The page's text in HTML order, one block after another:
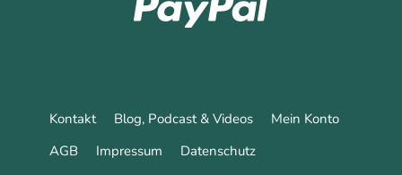
Kontakt Blog, Podcast & Videos
Mein Konto
AGB
Impressum
Datenschutz